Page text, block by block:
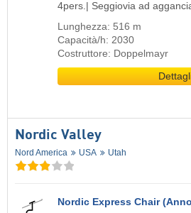
4pers.| Seggiovia ad
Lunghezza: 516 m
Capacità/h: 2030
Costruttore: Doppelmayr
Nordic Valley
Nord America USA Utah
Nordic Express Chair